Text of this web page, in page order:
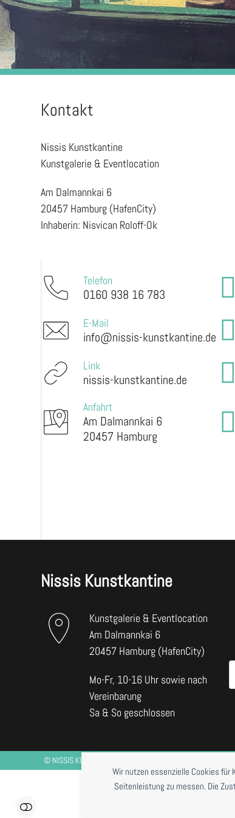
Wir nutzen essenzielle Cookies
Seitenleistung zu messen. Die
Kontakt
Nissis Kunstkantine
Kunstgalerie & Eventlocation
Am Dalmannkai 6
20457 Hamburg (HafenCity)
Inhaberin: Nisvican Roloff-Ok
Telefon
0160 938 16 783
E-Mail
info@nissis-kunstkantine.de
Link
nissis-kunstkantine.de
Anfahrt
Am Dalmannkai 6
20457 Hamburg
Nissis Kunstkantine
Kunstgalerie & Eventlocation
Am Dalmannkai 6
20457 Hamburg (HafenCity)
Mo-Fr, 10-16 Uhr sowie nach
Vereinbarung
Sa & So geschlossen
© NISSIS KUNSTKANTINE